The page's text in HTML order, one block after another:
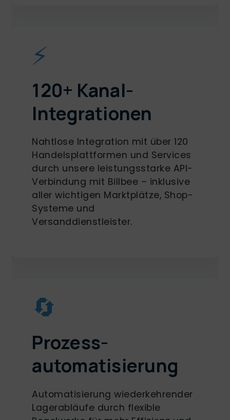
⚡
120+ Kanal-
Integrationen
Nahtlose Integration mit über 120
Handelsplattformen und Services
durch unsere leistungsstarke API-
Verbindung mit Billbee – inklusive
aller wichtigen Marktplätze, Shop-
Systeme und
Versanddienstleister.
🔄
Prozess-
automatisierung
Automatisierung wiederkehrender
Lagerabläufe durch flexible